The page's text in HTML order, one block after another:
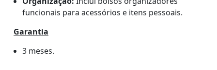
funcionais para acessórios e itens pessoais.
Garantia
3 meses.